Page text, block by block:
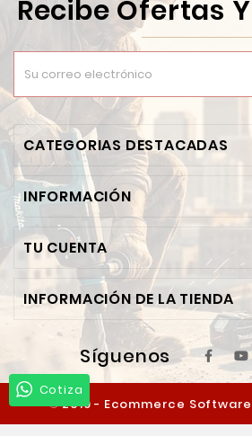
Recibe Ofertas
CATEGORIAS DESTACADAS
INFORMACIÓN
TU CUENTA
INFORMACIÓN DE LA TIENDA
Síguenos
© 2019 - Ecommerce
Ferretero™
Cotiza